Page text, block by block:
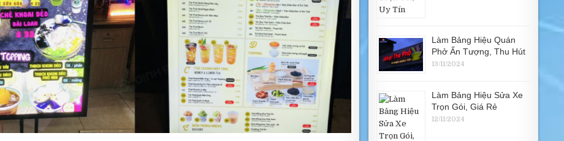
Làm Bảng Hiệu Quán
Phở Ấn Tượng, Thu Hút
13/11/2024
Làm Bảng Hiệu Sửa Xe
Trọn Gói, Giá Rẻ
12/11/2024